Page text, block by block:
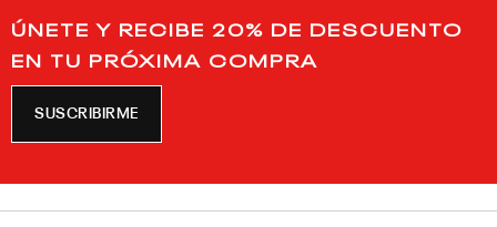
ÚNETE Y RECIBE 20% DE DESCUENTO
EN TU PRÓXIMA COMPRA
SUSCRIBIRME